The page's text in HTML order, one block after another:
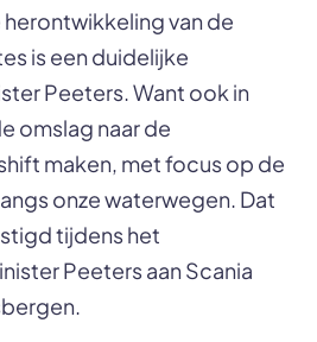
van de
is een duidelijke
Peeters. Want ook in
omslag naar de
maken, met focus op de
onze waterwegen. Dat
tijdens het
Peeters aan Scania